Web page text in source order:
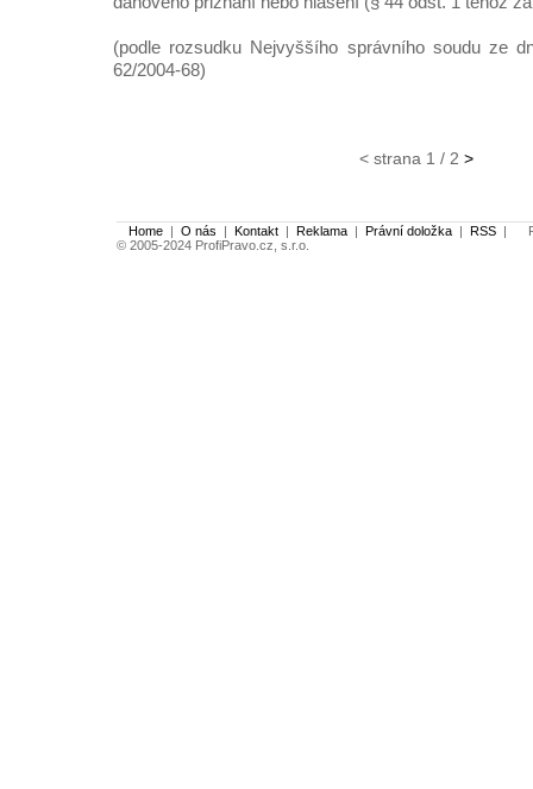
(podle rozsudku Nejvyššího správního soudu ze
62/2004-68)
< strana 1 / 2 >
Home | O nás | Kontakt | Reklama | Právní doložka | RSS |
© 2005-2024 ProfiPravo.cz, s.r.o.